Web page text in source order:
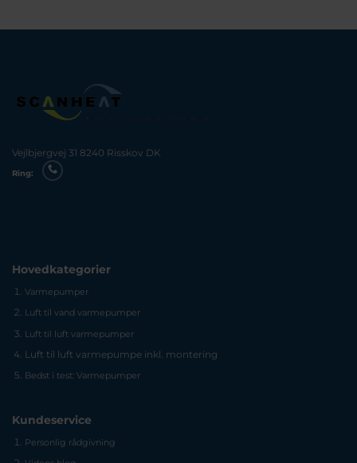
Vejlbjergvej 31 8240 Risskov DK
Ring:
Hovedkategorier
Varmepumper
Luft til vand varmepumper
Luft til luft varmepumper
Luft til luft varmepumpe inkl. montering
Bedst i test: Varmepumper
Kundeservice
Personlig rådgivning